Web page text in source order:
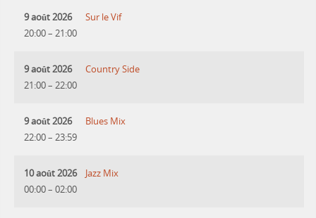
9 août 2026
20:00– 21:00
Sur le Vif
9 août 2026
21:00– 22:00
Country Side
9 août 2026
22:00– 23:59
Blues Mix
10 août 2026
00:00– 02:00
Jazz Mix